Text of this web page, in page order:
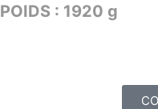
POIDS : 1920 g